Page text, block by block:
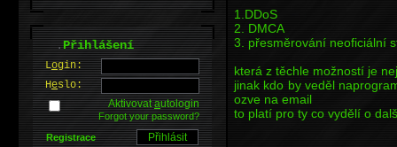
1.DDoS
2. DMCA
3. přesměrování neoficiální
která z těchle možností je
jinak kdo by veděl
ozve na email
to platí pro ty co vydělí o
.Přihlášení
Login:
Heslo:
Aktivovatautologin
Forgot your password?
Registrace